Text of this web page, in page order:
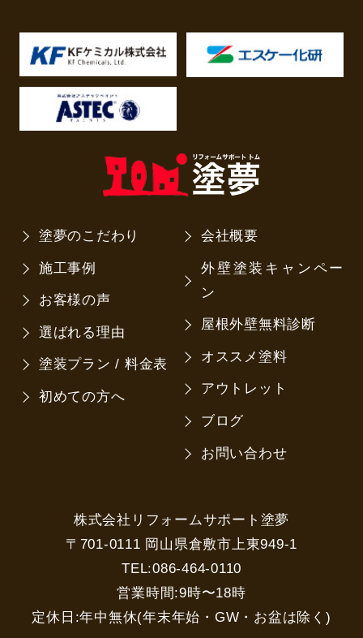
塗夢のこだわり
施工事例
お客様の声
選ばれる理由
塗装プラン / 料金表
初めての方へ
会社概要
外壁塗装キャンペー
ン
屋根外壁無料診断
オススメ塗料
アウトレット
ブログ
お問い合わせ
株式会社リフォームサポート塗夢
〒701-0111 岡山県倉敷市上東949-1
TEL:086-464-0110
営業時間:9時〜18時
定休日:年中無休(年末年始・GW・お盆は除く)